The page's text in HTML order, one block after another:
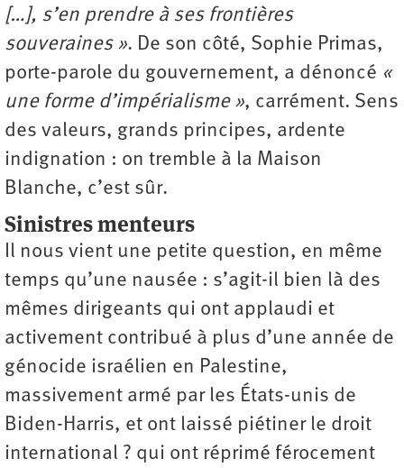
[…], s’en prendre à ses frontières
souveraines ». De son côté, Sophie Primas,
porte-parole du gouvernement, a dénoncé «
une forme d’impérialisme », carrément. Sens
des valeurs, grands principes, ardente
indignation : on tremble à la Maison
Blanche, c’est sûr.
Sinistres menteurs
Il nous vient une petite question, en même
temps qu’une nausée : s’agit-il bien là des
mêmes dirigeants qui ont applaudi et
activement contribué à plus d’une année de
génocide israélien en Palestine,
massivement armé par les États-unis de
Biden-Harris, et ont laissé piétiner le droit
international ? qui ont réprimé férocement